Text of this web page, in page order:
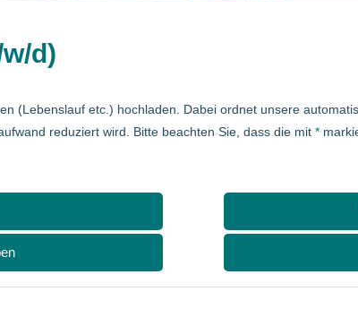
d)
(Lebenslauf etc.) hochladen. Dabei ordnet unsere
reduziert wird. Bitte beachten Sie, dass die mit *